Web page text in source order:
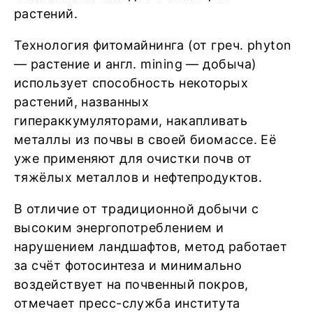
растений.
Технология фитомайнинга (от греч. phyton
— растение и англ. mining — добыча)
использует способность некоторых
растений, названных
гипераккумуляторами, накапливать
металлы из почвы в своей биомассе. Её
уже применяют для очистки почв от
тяжёлых металлов и нефтепродуктов.
В отличие от традиционной добычи с
высоким энергопотреблением и
нарушением ландшафтов, метод работает
за счёт фотосинтеза и минимально
воздействует на почвенный покров,
отмечает пресс-служба института